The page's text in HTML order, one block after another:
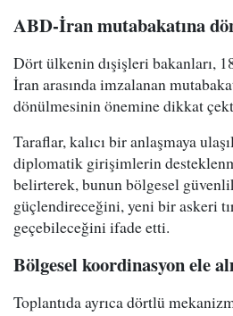
ABD-İran mutabakatına
Dört ülkenin dışişleri bakanları,
İran arasında imzalanan
dönülmesinin önemine dikkat
Taraflar, kalıcı bir anlaşmaya
diplomatik girişimlerin
belirterek, bunun bölgesel
güçlendireceğini, yeni bir askeri
geçebileceğini ifade etti.
Bölgesel koordinasyon ele
Toplantıda ayrıca dörtlü